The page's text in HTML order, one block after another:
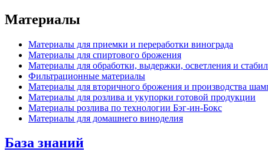
Материалы
Материалы для приемки и переработки винограда
Материалы для спиртового брожения
Материалы для обработки, выдержки, осветления и
Фильтрационные материалы
Материалы для вторичного брожения и производства
Материалы для розлива и укупорки готовой продукции
Материалы розлива по технологии Бэг-ин-Бокс
Материалы для домашнего виноделия
База знаний